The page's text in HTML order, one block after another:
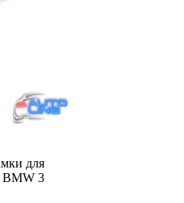
для
BMW 3